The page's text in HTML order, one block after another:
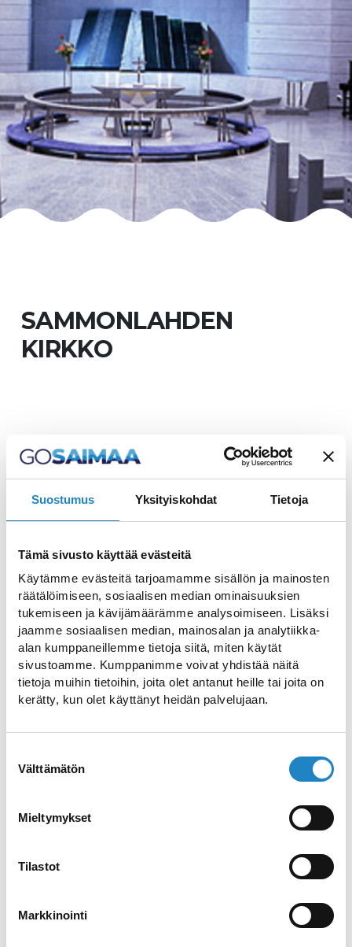
Suostumus Yksityiskohdat Tietoja
Tämä sivusto käyttää evästeitä
Käytämme evästeitä tarjoamamme sisällön ja mainosten
räätälöimiseen, sosiaalisen median ominaisuuksien
tukemiseen ja kävijämäärämme analysoimiseen. Lisäksi
jaamme sosiaalisen median, mainosalan ja analytiikka-
alan kumppaneillemme tietoja siitä, miten käytät
sivustoamme. Kumppanimme voivat yhdistää näitä
tietoja muihin tietoihin, joita olet antanut heille tai joita on
kerätty, kun olet käyttänyt heidän palvelujaan.
valinta
Välttämätön
Mieltymykset
Tilastot
Markkinointi
SAMMONLAHDEN
KIRKKO
Vieraile Sammonlahden
kirkossa
vuonna 1992. Nimekseen kirkko sai psalmin
sanat "Virvoittavien vetten tykö".
Lappeenrantalainen arkkitehtuuritoimisto
Riitta ja Kari Ojala on suunnitellut
Sammonlahden kirkon sekä
seurakuntakeskuksen.
Rakennusmateriaaleina on käytetty
betonia, punatiiltä ja Ristijärven harmaata
graniittia. Muodoltaan kirkkosali on
Yksinkertainen Anreaan risti toimii
kirkkosaliin sen läpi. Hallisevina salissa
liittyy kirkkoon olennaisesti ja tätä
ilmentää myös taiteilija Brita Flanderin
suunnittelema ja toteuttama alttariteos.